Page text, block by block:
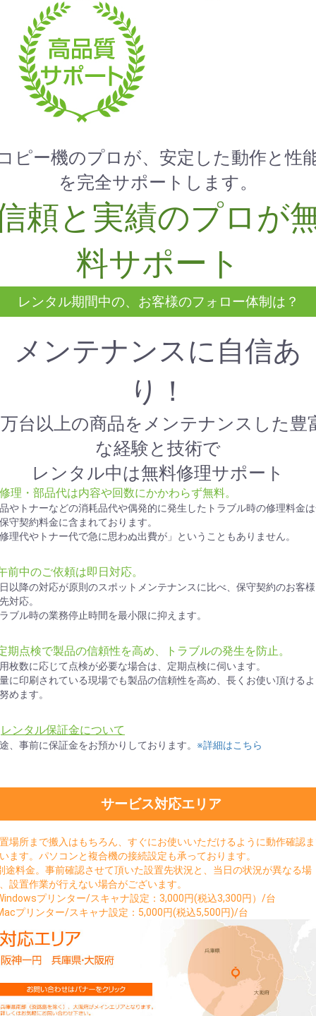
ピー機のプロが、安定した動作と性
を完全サポートします。
頼と実績のプロが
料サポート
レンタル期間中の、お客様のフォロー体制は？
メンテナンスに自信あ
り！
台以上の商品をメンテナンスした豊
な経験と技術で
レンタル中は無料修理サポート
理・部品代は内容や回数にかかわらず無料。
やトナーなどの消耗品代や偶発的に発生したトラブル時の修理料金
守契約料金に含まれております。
理代やトナー代で急に思わぬ出費が」ということもありません。
前中のご依頼は即日対応。
以降の対応が原則のスポットメンテナンスに比べ、保守契約のお客
対応。
ブル時の業務停止時間を最小限に抑えます。
期点検で製品の信頼性を高め、トラブルの発生を防止。
枚数に応じて点検が必要な場合は、定期点検に伺います。
に印刷されている現場でも製品の信頼性を高め、長くお使い頂ける
めます。
レンタル保証金について
、事前に保証金をお預かりしております。 ※詳細はこちら
サービス対応エリア
場所まで搬入はもちろん、すぐにお使いいただけるように動作確認
ます。パソコンと複合機の接続設定も承っております。
途料金。事前確認させて頂いた設置先状況と、当日の状況が異なる場
設置作業が行えない場合がございます。
プリンター/スキャナ設定：3,000円(税込3,300円）/台
プリンター/スキャナ設定：5,000円(税込5,500円)/台